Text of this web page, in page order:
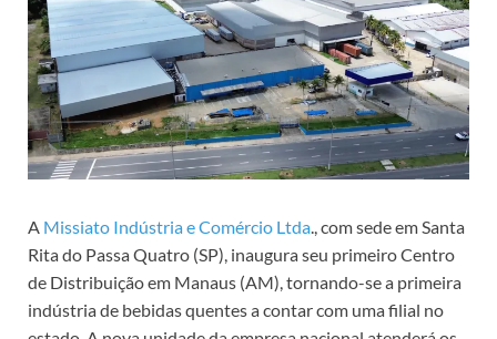
A Missiato Indústria e Comércio Ltda., com sede em Santa
Rita do Passa Quatro (SP), inaugura seu primeiro Centro
de Distribuição em Manaus (AM), tornando-se a primeira
indústria de bebidas quentes a contar com uma filial no